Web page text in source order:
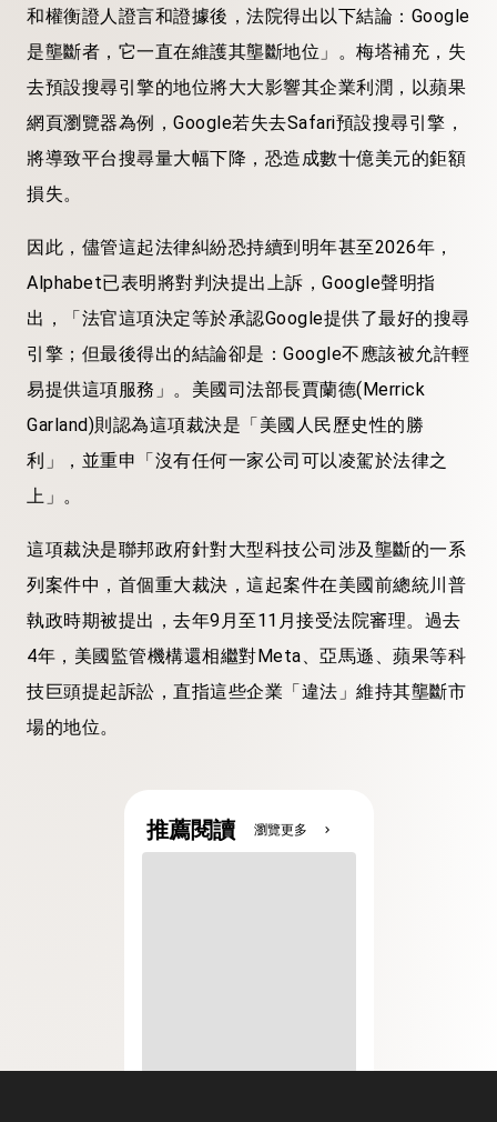
和權衡證人證言和證據後，法院得出以下結論：Google
是壟斷者，它一直在維護其壟斷地位」。梅塔補充，失
去預設搜尋引擎的地位將大大影響其企業利潤，以蘋果
網頁瀏覽器為例，Google若失去Safari預設搜尋引擎，
將導致平台搜尋量大幅下降，恐造成數十億美元的鉅額
損失。
因此，儘管這起法律糾紛恐持續到明年甚至2026年，
Alphabet已表明將對判決提出上訴，Google聲明指
出，「法官這項決定等於承認Google提供了最好的搜尋
引擎；但最後得出的結論卻是：Google不應該被允許輕
易提供這項服務」。美國司法部長賈蘭德(Merrick
Garland)則認為這項裁決是「美國人民歷史性的勝
利」，並重申「沒有任何一家公司可以凌駕於法律之
上」。
這項裁決是聯邦政府針對大型科技公司涉及壟斷的一系
列案件中，首個重大裁決，這起案件在美國前總統川普
執政時期被提出，去年9月至11月接受法院審理。過去
4年，美國監管機構還相繼對Meta、亞馬遜、蘋果等科
技巨頭提起訴訟，直指這些企業「違法」維持其壟斷市
場的地位。
推薦閱讀 瀏覽更多 chevron_right